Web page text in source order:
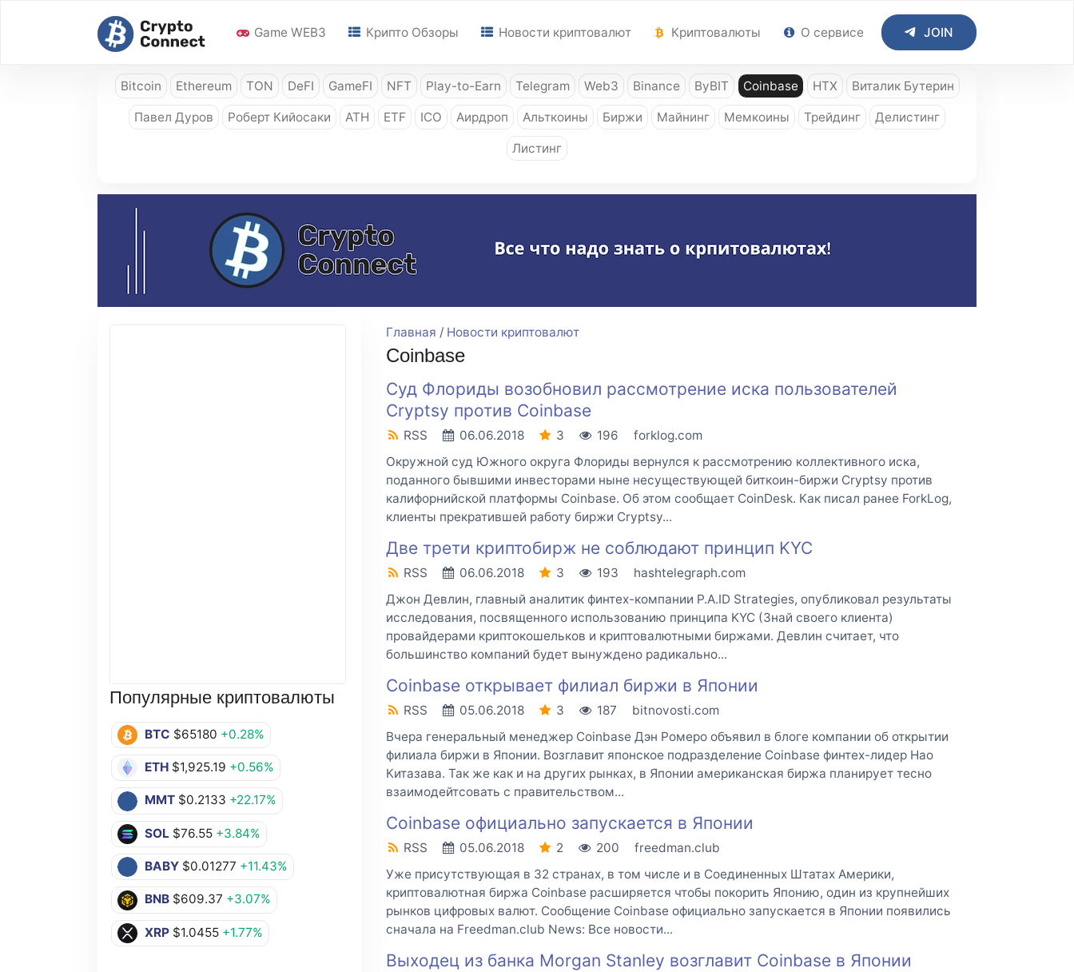
Game WEB3 Крипто Обзоры Новости криптовалют Криптовалюты О сервисе JOIN
Bitcoin Ethereum TON DeFI GameFI NFT Play-to-Earn Telegram Web3 Binance ByBIT Coinbase HTX Виталик Бутерин
Павел Дуров Роберт Кийосаки ATH ETF ICO Аирдроп Альткоины Биржи Майнинг Мемкоины Трейдинг Делистинг
Листинг
Популярные криптовалюты
BTC $65180 +0.28%
ETH $1,925.19 +0.56%
MMT $0.2133 +22.17%
SOL $76.55 +3.84%
BABY $0.01277 +11.43%
BNB $609.37 +3.07%
XRP $1.0455 +1.77%
Главная / Новости криптовалют
Coinbase
Суд Флориды возобновил рассмотрение иска пользователей
Cryptsy против Coinbase
RSS 06.06.2018 3 196
forklog.com
Окружной суд Южного округа Флориды вернулся к рассмотрению коллективного иска,
поданного бывшими инвесторами ныне несуществующей биткоин-биржи Cryptsy против
калифорнийской платформы Coinbase. Об этом сообщает CoinDesk. Как писал ранее ForkLog,
клиенты прекратившей работу биржи Cryptsy...
Две трети криптобирж не соблюдают принцип KYC
RSS 06.06.2018 3 193
hashtelegraph.com
Джон Девлин, главный аналитик финтех-компании P.A.ID Strategies, опубликовал результаты
исследования, посвященного использованию принципа KYC (Знай своего клиента)
провайдерами криптокошельков и криптовалютными биржами. Девлин считает, что
большинство компаний будет вынуждено радикально...
Coinbase открывает филиал биржи в Японии
RSS 05.06.2018 3 187
bitnovosti.com
Вчера генеральный менеджер Coinbase Дэн Ромеро объявил в блоге компании об открытии
филиала биржи в Японии. Возглавит японское подразделение Coinbase финтех-лидер Нао
Китазава. Так же как и на других рынках, в Японии американская биржа планирует тесно
взаимодейтсовать с правительством...
Coinbase официально запускается в Японии
RSS 05.06.2018 2 200
freedman.club
Уже присутствующая в 32 странах, в том числе и в Соединенных Штатах Америки,
криптовалютная биржа Coinbase расширяется чтобы покорить Японию, один из крупнейших
рынков цифровых валют. Сообщение Coinbase официально запускается в Японии появились
сначала на Freedman.club News: Все новости...
Выходец из банка Morgan Stanley возглавит Coinbase в Японии